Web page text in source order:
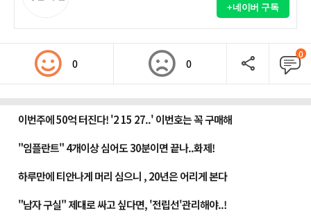
+네이버 구독
0 0
0